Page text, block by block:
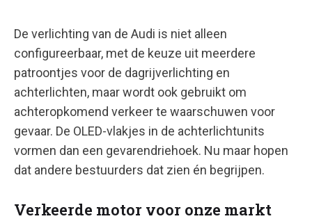
De verlichting van de Audi is niet alleen
configureerbaar, met de keuze uit meerdere
patroontjes voor de dagrijverlichting en
achterlichten, maar wordt ook gebruikt om
achteropkomend verkeer te waarschuwen voor
gevaar. De OLED-vlakjes in de achterlichtunits
vormen dan een gevarendriehoek. Nu maar hopen
dat andere bestuurders dat zien én begrijpen.
Verkeerde motor voor onze markt